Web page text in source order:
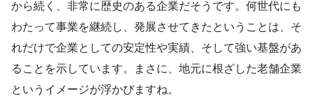
から続く、非常に歴史のある企業だそうです。何世代にも
わたって事業を継続し、発展させてきたということは、そ
れだけで企業としての安定性や実績、そして強い基盤があ
ることを示しています。まさに、地元に根ざした老舗企業
というイメージが浮かびますね。